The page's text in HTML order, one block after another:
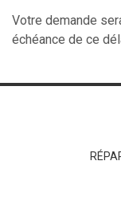
Votre demande
échéance de ce